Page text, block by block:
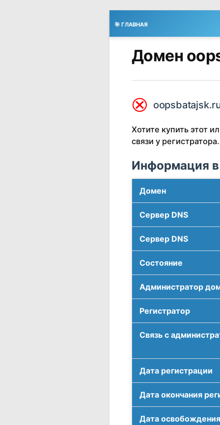
🎯 ГЛАВНАЯ
Домен
⮿
Хотите купить этот
связи у регистратора.
Информация в
Домен
Сервер DNS
Сервер DNS
Соcтояние
Администратор
Регистратор
Связь с
Дата регистрации
Дата окончания
Дата